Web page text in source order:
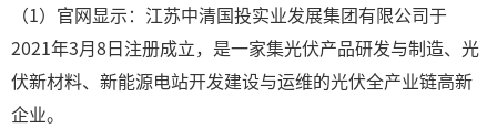
（1）官网显示：江苏中清国投实业发展集团有限公司于
2021年3月8日注册成立，是一家集光伏产品研发与制造、光
伏新材料、新能源电站开发建设与运维的光伏全产业链高新
企业。